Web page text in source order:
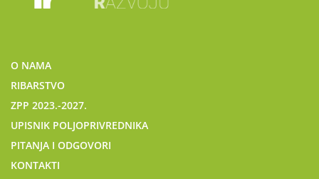
O NAMA
RIBARSTVO
ZPP 2023.-2027.
UPISNIK POLJOPRIVREDNIKA
PITANJA I ODGOVORI
KONTAKTI